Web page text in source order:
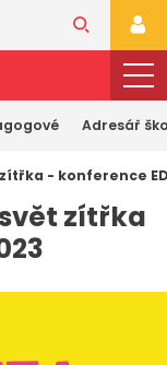
Adresář
- konference
zítřka